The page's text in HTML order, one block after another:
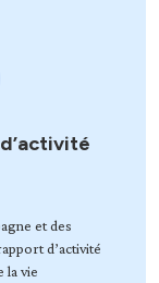
et des
d’activité
la vie